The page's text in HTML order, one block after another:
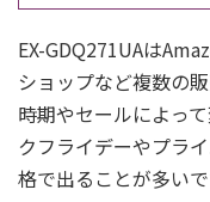
EX-GDQ271UAは
ショップなど複数の
時期やセールによっ
クフライデーやプラ
格で出ることが多いで